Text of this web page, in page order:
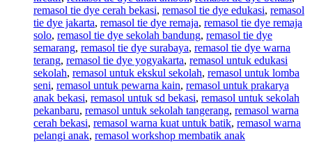
remasol tie dye cerah bekasi, remasol tie dye edukasi, remasol
tie dye jakarta, remasol tie dye remaja, remasol tie dye remaja
solo, remasol tie dye sekolah bandung, remasol tie dye
semarang, remasol tie dye surabaya, remasol tie dye warna
terang, remasol tie dye yogyakarta, remasol untuk edukasi
sekolah, remasol untuk ekskul sekolah, remasol untuk lomba
seni, remasol untuk pewarna kain, remasol untuk prakarya
anak bekasi, remasol untuk sd bekasi, remasol untuk sekolah
pekanbaru, remasol untuk sekolah tangerang, remasol warna
cerah bekasi, remasol warna kuat untuk batik, remasol warna
pelangi anak, remasol workshop membatik anak